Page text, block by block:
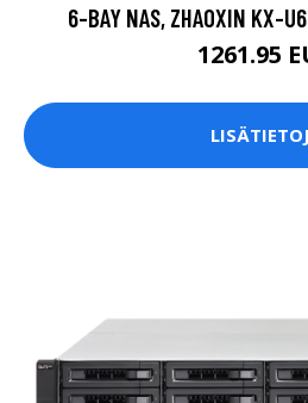
6-BAY NAS, ZHAOXIN KX-
1261.95